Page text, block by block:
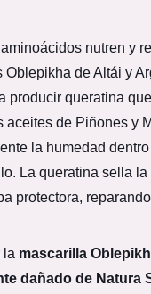
nutren y
Oblepikha de Altái y
producir queratina
aceites de Piñones y
la humedad
La queratina sella la
protectora,
la mascarilla
dañado de Natura